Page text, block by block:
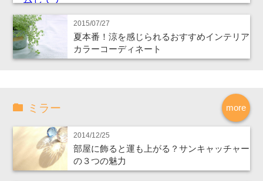
2015/07/27
夏本番！涼を感じられるおすすめインテリア
カラーコーディネート
more
ミラー
2014/12/25
部屋に飾ると運も上がる？サンキャッチャー
の３つの魅力